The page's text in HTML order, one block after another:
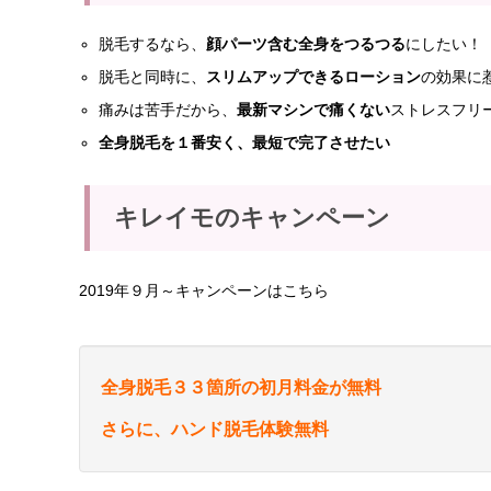
脱毛するなら、 顔パーツ含む全身をつるつるにしたい！
脱毛と同時に、
スリムアップできるローションの効果に
痛みは苦手だから、最新マシンで痛くないストレスフリ
全身脱毛を１番安く、最短で完了させたい
キレイモのキャンペーン
2019年９月～キャンペーンはこちら
全身脱毛３３箇所の初月料金が無料
さらに、ハンド脱毛体験無料